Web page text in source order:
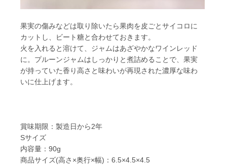
果実の傷みなどは取り除いたら果肉を皮ごとサイコロに
カットし、ビート糖と合わせておきます。
火を入れると溶けて、ジャムはあざやかなワインレッド
に。プルーンジャムはしっかりと煮詰めることで、果実
が持っていた香り高さと味わいが再現された濃厚な味わ
いに仕上げます。
賞味期限：製造日から2年
Sサイズ
内容量：90g
商品サイズ(高さ×奥行×幅)：6.5×4.5×4.5